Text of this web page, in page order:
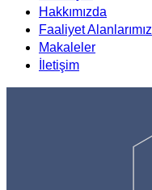
Hakkımızda
Faaliyet Alanlarımız
Makaleler
İletişim